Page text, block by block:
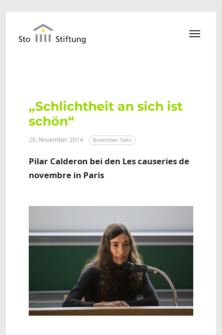
„Schlichtheit an sich ist
schön“
20. November 2014 November Talks
Pilar Calderon bei den Les causeries de
novembre in Paris